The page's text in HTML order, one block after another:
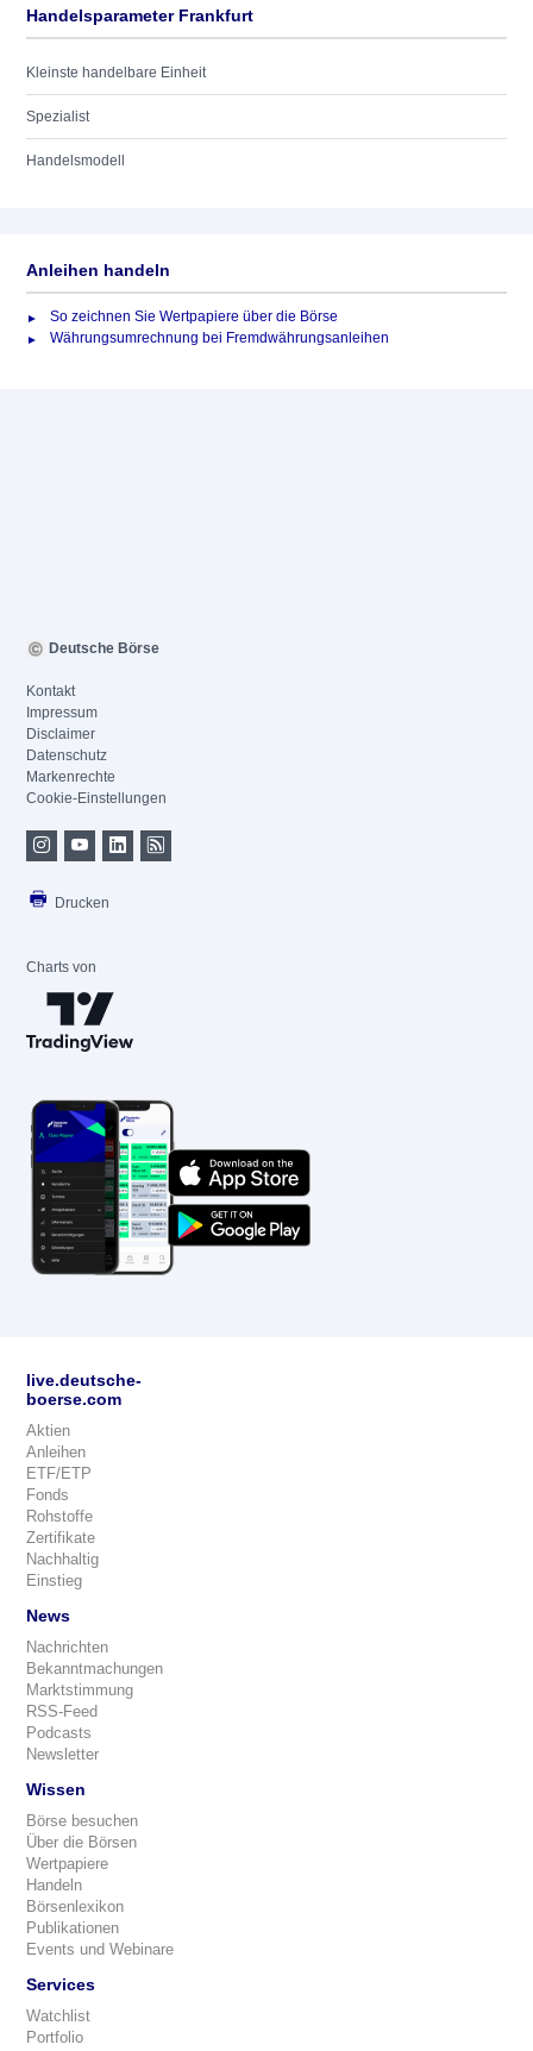
Handelsparameter Frankfurt
Kleinste handelbare Einheit
Spezialist
Handelsmodell
Anleihen handeln
So zeichnen Sie Wertpapiere über die Börse
Währungsumrechnung bei Fremdwährungsanleihen
Deutsche Börse
Kontakt
Impressum
Disclaimer
Datenschutz
Markenrechte
Cookie-Einstellungen
Drucken
Charts von
live.deutsche-
boerse.com
Aktien
Anleihen
ETF/ETP
Fonds
Rohstoffe
Zertifikate
Nachhaltig
Einstieg
News
Nachrichten
Bekanntmachungen
Marktstimmung
RSS-Feed
Podcasts
Newsletter
Wissen
Börse besuchen
Über die Börsen
Wertpapiere
Handeln
Börsenlexikon
Publikationen
Events und Webinare
Services
Watchlist
Portfolio